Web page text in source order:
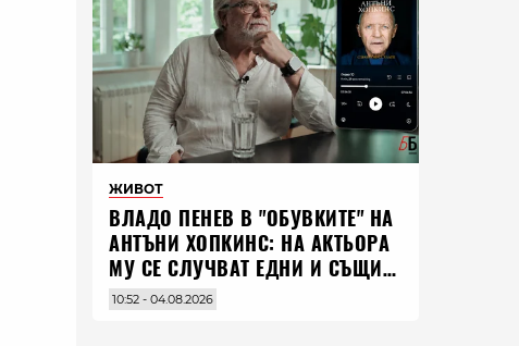
ЖИВОТ
ВЛАДO ПЕНЕВ В "ОБУВКИТЕ" НА
АНТЪНИ ХОПКИНС: НА АКТЬОРА
МУ СЕ СЛУЧВАТ ЕДНИ И СЪЩИ
НЕЩА ПО ЦЕЛИЯ СВЯТ
10:52 - 04.08.2026